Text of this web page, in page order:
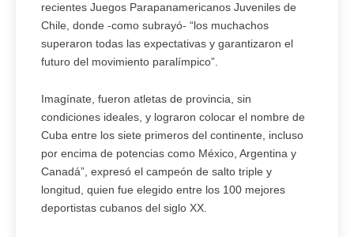
recientes Juegos Parapanamericanos Juveniles de
Chile, donde -como subrayó- “los muchachos
superaron todas las expectativas y garantizaron el
futuro del movimiento paralímpico”.
Imagínate, fueron atletas de provincia, sin
condiciones ideales, y lograron colocar el nombre de
Cuba entre los siete primeros del continente, incluso
por encima de potencias como México, Argentina y
Canadá”, expresó el campeón de salto triple y
longitud, quien fue elegido entre los 100 mejores
deportistas cubanos del siglo XX.